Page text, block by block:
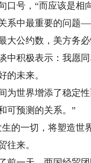
号，“而应该是相
系中最重要的问题
大公约数，美方务
积极表示：我愿同
的未来。
世界增添了稳定性
可预测的关系。”
一切，将塑造世
往来。